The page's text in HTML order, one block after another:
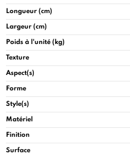
Longueur (cm)
Largeur (cm)
Poids à l'unité (kg)
Texture
Aspect(s)
Forme
Style(s)
Matériel
Finition
Surface